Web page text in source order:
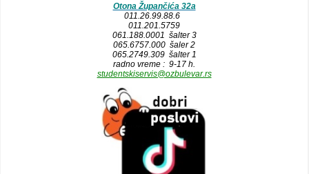
Otona Župančića 32a
011.26.99.88.6
011.201.5759
061.188.0001 šalter 3
065.6757.000 šaler 2
065.2749.309 šalter 1
radno vreme : 9-17 h.
studentskiservis@ozbulevar.rs